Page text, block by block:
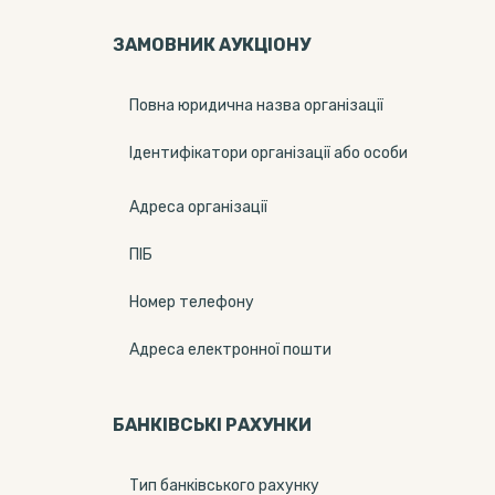
ЗАМОВНИК АУКЦІОНУ
Повна юридична назва організації
Ідентифікатори організації або особи
Адреса організації
ПІБ
Номер телефону
Адреса електронної пошти
БАНКІВСЬКІ РАХУНКИ
Тип банкiвського рахунку